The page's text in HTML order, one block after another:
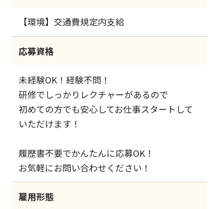
【環境】交通費規定内支給
応募資格
未経験OK！経験不問！
研修でしっかりレクチャーがあるので
初めての方でも安心してお仕事スタートして
いただけます！
履歴書不要でかんたんに応募OK！
お気軽にお問い合わせください！
雇用形態